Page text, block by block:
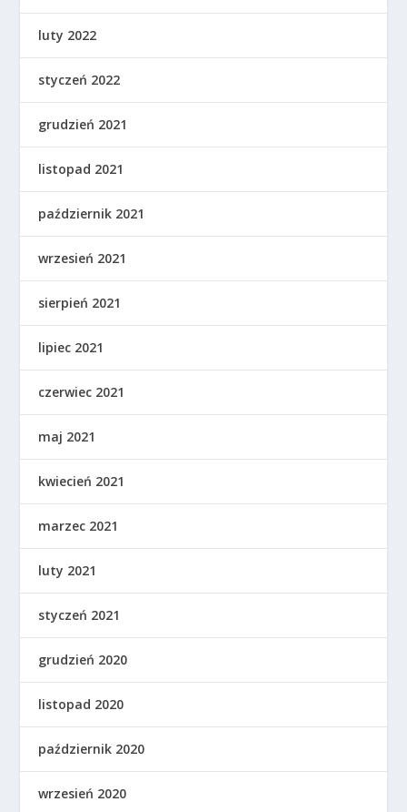
luty 2022
styczeń 2022
grudzień 2021
listopad 2021
październik 2021
wrzesień 2021
sierpień 2021
lipiec 2021
czerwiec 2021
maj 2021
kwiecień 2021
marzec 2021
luty 2021
styczeń 2021
grudzień 2020
listopad 2020
październik 2020
wrzesień 2020